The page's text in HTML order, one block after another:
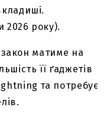
2026 року).
матиме на
її ґаджетів
та потребує